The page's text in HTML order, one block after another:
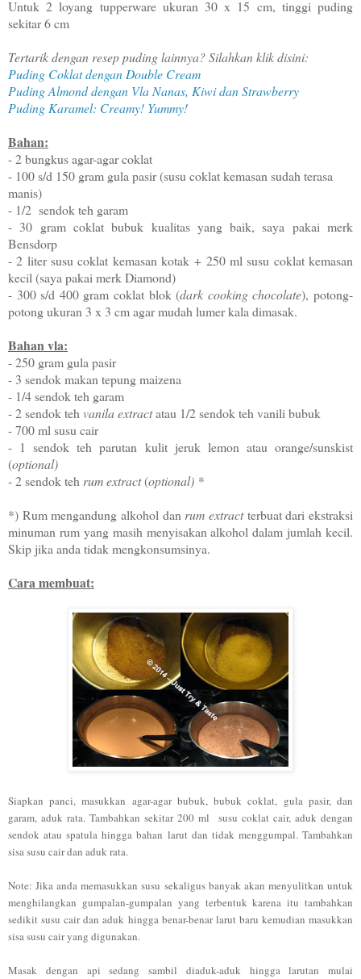
Untuk 2 loyang tupperware ukuran 30 x 15 cm, tinggi puding
sekitar 6 cm
Tertarik dengan resep puding lainnya? Silahkan klik disini:
Puding Coklat dengan Double Cream
Puding Almond dengan Vla Nanas, Kiwi dan Strawberry
Puding Karamel: Creamy! Yummy!
Bahan:
- 2 bungkus agar-agar coklat
- 100 s/d 150 gram gula pasir (susu coklat kemasan sudah terasa
manis)
- 1/2 sendok teh garam
- 30 gram coklat bubuk kualitas yang baik, saya pakai merk
Bensdorp
- 2 liter susu coklat kemasan kotak + 250 ml susu coklat kemasan
kecil (saya pakai merk Diamond)
- 300 s/d 400 gram coklat blok (dark cooking chocolate), potong-
potong ukuran 3 x 3 cm agar mudah lumer kala dimasak.
Bahan vla:
- 250 gram gula pasir
- 3 sendok makan tepung maizena
- 1/4 sendok teh garam
- 2 sendok teh vanila extractatau 1/2 sendok teh vanili bubuk
- 700 ml susu cair
- 1 sendok teh parutan kulit jeruk lemon atau orange/sunskist
(optional)
- 2 sendok teh rum extract(optional) *
*) Rum mengandung alkohol dan rum extractterbuat dari ekstraksi
minuman rum yang masih menyisakan alkohol dalam jumlah kecil.
Skip jika anda tidak mengkonsumsinya.
Cara membuat:
Siapkan panci, masukkan agar-agar bubuk, bubuk coklat, gula pasir, dan
garam, aduk rata. Tambahkan sekitar 200 ml
susu coklat cair, aduk dengan
sendok atau spatula hingga bahan larut dan tidak menggumpal. Tambahkan
sisasusu cair dan aduk rata.
Note:Jika anda memasukkan susu sekaligus banyak akan menyulitkan untuk
menghilangkan gumpalan-gumpalan yang terbentuk karena itutambahkan
sedikit susu cair dan aduk hingga benar-benar larut baru kemudian masukkan
sisasusu cair yang digunakan.
Masak dengan api sedang sambil diaduk-aduk hingga larutan mulai